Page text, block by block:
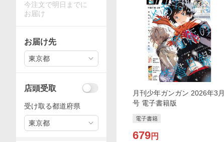
月刊少年ガンガン 2026年3月
号 電子書籍版
電子書籍
679円
今注文で明日までに
お届け
お届け先
東京都
店頭受取
受け取る都道府県
東京都